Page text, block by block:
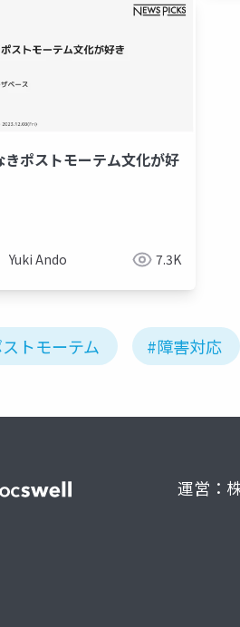
きポストモーテム文化が好
Yuki Ando 7.3K
トモーテム #障害対応
運営：